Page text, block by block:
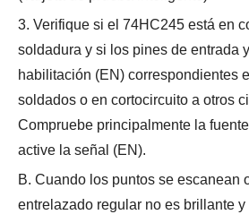
3. Verifique si el 74HC245 está en
soldadura y si los pines de entrada
habilitación (EN) correspondientes
soldados o en cortocircuito a otros
Compruebe principalmente la
active la señal (EN).
B. Cuando los puntos se escanean
entrelazado regular no es brillante